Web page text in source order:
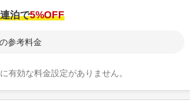
泊で5%OFF
参考料金
有効な料金設定がありません。